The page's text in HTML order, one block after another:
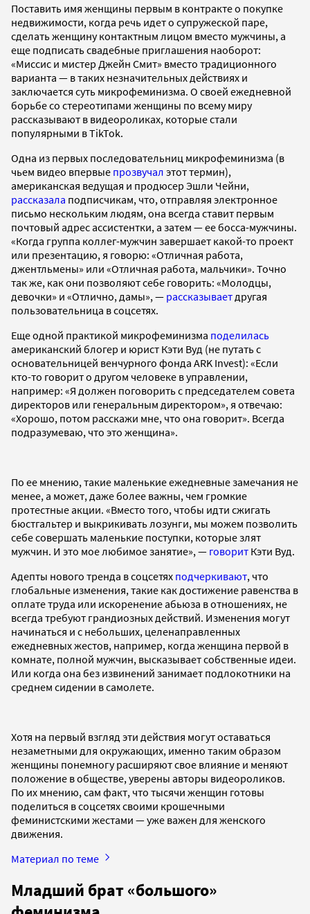
Поставить имя женщины первым в контракте о покупке
недвижимости, когда речь идет о супружеской паре,
сделать женщину контактным лицом вместо мужчины, а
еще подписать свадебные приглашения наоборот:
«Миссис и мистер Джейн Смит» вместо традиционного
варианта — в таких незначительных действиях и
заключается суть микрофеминизма. О своей ежедневной
борьбе со стереотипами женщины по всему миру
рассказывают в видеороликах, которые стали
популярными в TikTok.
Одна из первых последовательниц микрофеминизма (в
чьем видео впервые прозвучал этот термин),
американская ведущая и продюсер Эшли Чейни,
рассказала подписчикам, что, отправляя электронное
письмо нескольким людям, она всегда ставит первым
почтовый адрес ассистентки, а затем — ее босса-мужчины.
«Когда группа коллег-мужчин завершает какой-то проект
или презентацию, я говорю: «Отличная работа,
джентльмены» или «Отличная работа, мальчики». Точно
так же, как они позволяют себе говорить: «Молодцы,
девочки» и «Отлично, дамы», — рассказывает другая
пользовательница в соцсетях.
Еще одной практикой микрофеминизма поделилась
американский блогер и юрист Кэти Вуд (не путать с
основательницей венчурного фонда ARK Invest): «Если
кто-то говорит о другом человеке в управлении,
например: «Я должен поговорить с председателем совета
директоров или генеральным директором», я отвечаю:
«Хорошо, потом расскажи мне, что она говорит». Всегда
подразумеваю, что это женщина».
По ее мнению, такие маленькие ежедневные замечания не
менее, а может, даже более важны, чем громкие
протестные акции. «Вместо того, чтобы идти сжигать
бюстгальтер и выкрикивать лозунги, мы можем позволить
себе совершать маленькие поступки, которые злят
мужчин. И это мое любимое занятие», — говорит Кэти Вуд.
Адепты нового тренда в соцсетях подчеркивают, что
глобальные изменения, такие как достижение равенства в
оплате труда или искоренение абьюза в отношениях, не
всегда требуют грандиозных действий. Изменения могут
начинаться и с небольших, целенаправленных
ежедневных жестов, например, когда женщина первой в
комнате, полной мужчин, высказывает собственные идеи.
Или когда она без извинений занимает подлокотники на
среднем сидении в самолете.
Хотя на первый взгляд эти действия могут оставаться
незаметными для окружающих, именно таким образом
женщины понемногу расширяют свое влияние и меняют
положение в обществе, уверены авторы видеороликов.
По их мнению, сам факт, что тысячи женщин готовы
поделиться в соцсетях своими крошечными
феминистскими жестами — уже важен для женского
движения.
Материал по теме
Младший брат «большого»